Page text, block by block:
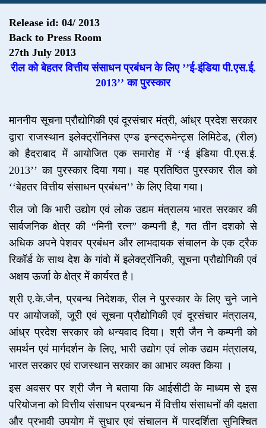
Release id: 04/ 2013
Back to Press Room
27th July 2013
रील को बेहतर वित्तीय संसाधन प्रबंधन के लिए ’’ई-इंडिया पी.एस.ई.
2013’’ का पुरस्कार
माननीय सूचना प्रौद्योगिकी एवं दूरसंचार मंत्री, आंध्र प्रदेश सरकार
द्वारा राजस्थान इलेक्ट्रॉनिक्स एण्ड इन्स्ट्रूमेन्ट्स लिमिटेड, (रील)
को हैदराबाद में आयोजित एक समारोह में ‘‘ई इंडिया पी.एस.ई.
2013’’ का पुरस्कार दिया गया। यह प्रतिष्ठित पुरस्कार रील को
‘‘बेहतर वित्तीय संसाधन प्रबंधन’’ के लिए दिया गया।
रील जो कि भारी उद्योग एवं लोक उद्यम मंत्रालय भारत सरकार की
सार्वजनिक क्षेत्र की “मिनी रत्न” कम्पनी है, गत तीन दशको से
अधिक अपने पेशवर प्रबंधन और लाभदायक संचालन के एक ट्रैक
रिकॉर्ड के साथ देश के गांवो में इलेक्ट्रॉनिकी, सूचना प्रौद्योगिकी एवं
अक्षय ऊर्जा के क्षेत्र में कार्यरत है।
श्री ए.के.जैन, प्रबन्ध निदेशक, रील ने पुरस्कार के लिए चुने जाने
पर आयोजकों, जूरी एवं सूचना प्रौद्योगिकी एवं दूरसंचार मंत्रालय,
आंध्र प्रदेश सरकार को धन्यवाद दिया। श्री जैन ने कम्पनी को
समर्थन एवं मार्गदर्शन के लिए, भारी उद्योग एवं लोक उद्यम मंत्रालय,
भारत सरकार एवं राजस्थान सरकार का आभार व्यक्त किया ।
इस अवसर पर श्री जैन ने बताया कि आईसीटी के माध्यम से इस
परियोजना को वित्तीय संसाधन प्रबन्धन में वित्तीय संसाधनों की दक्षता
और प्रभावी उपयोग में सुधार एवं संचालन में पारदर्शिता सुनिश्चित